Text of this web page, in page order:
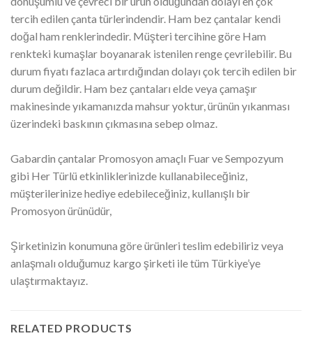
tercih edilen çanta türlerindendir. Ham bez çantalar kendi
doğal ham renklerindedir. Müşteri tercihine göre Ham
renkteki kumaşlar boyanarak istenilen renge çevrilebilir. Bu
durum fiyatı fazlaca artırdığından dolayı çok tercih edilen bir
durum değildir. Ham bez çantaları elde veya çamaşır
makinesinde yıkamanızda mahsur yoktur, ürünün yıkanması
üzerindeki baskının çıkmasına sebep olmaz.
Gabardin çantalar Promosyon amaçlı Fuar ve Sempozyum
gibi Her Türlü etkinliklerinizde kullanabileceğiniz,
müşterilerinize hediye edebileceğiniz, kullanışlı bir
Promosyon ürünüdür,
Şirketinizin konumuna göre ürünleri teslim edebiliriz veya
anlaşmalı olduğumuz kargo şirketi ile tüm Türkiye’ye
ulaştırmaktayız.
RELATED PRODUCTS